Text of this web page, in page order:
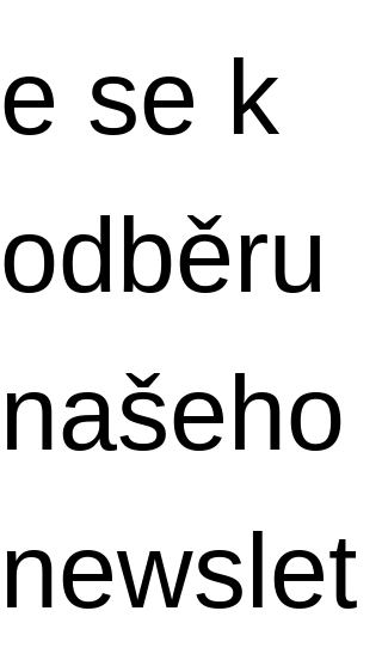
e se k
odběru
našeho
newslet